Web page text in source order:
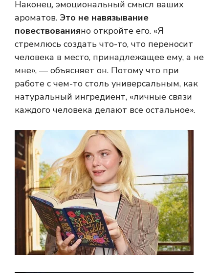
Наконец, эмоциональный смысл ваших
ароматов. Это не навязывание
повествованияно откройте его. «Я
стремлюсь создать что-то, что переносит
человека в место, принадлежащее ему, а не
мне», — объясняет он. Потому что при
работе с чем-то столь универсальным, как
натуральный ингредиент, «личные связи
каждого человека делают все остальное».